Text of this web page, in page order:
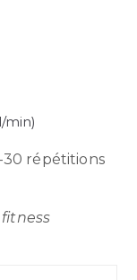
min)
30 répétitions
fitness